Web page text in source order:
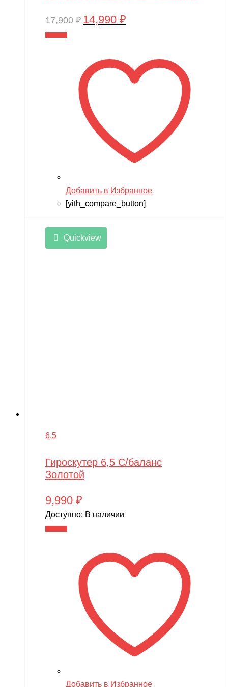
17,900₽ Первоначальная
17,900 ₽.
14,990 ₽
Добавить в Избранное
[yith_compare_button]
Quickview
6.5
Гироскутер 6,5 С/баланс
Золотой
9,990 ₽
Доступно: В наличии
Добавить в Избранное